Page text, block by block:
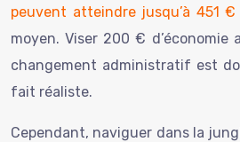
peuvent atteindre jusqu’à 451 €
moyen. Viser 200 € d’économie
changement administratif est
fait réaliste.
Cependant, naviguer dans la